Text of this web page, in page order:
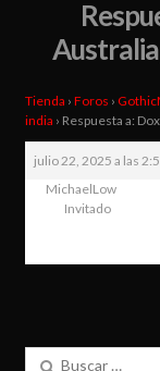
Tienda › Foros ›
india › Respuesta a:
julio 22, 2025 a las
MichaelLow
Invitado
Buscar: